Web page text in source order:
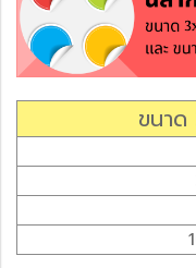
ขนา